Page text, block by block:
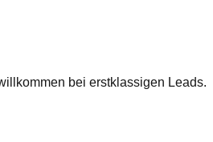
bei erstklassigen Leads.